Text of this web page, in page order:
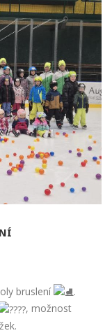
bruslení
.
, možnost